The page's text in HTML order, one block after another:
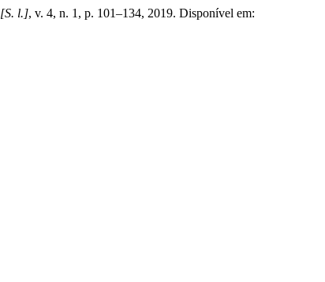
[S. l.], v. 4, n. 1, p. 101–134, 2019. Disponível em: